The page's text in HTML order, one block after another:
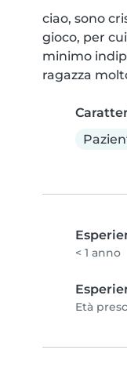
ciao, sono
gioco, per
minimo
ragazza
< 1 anno
Età